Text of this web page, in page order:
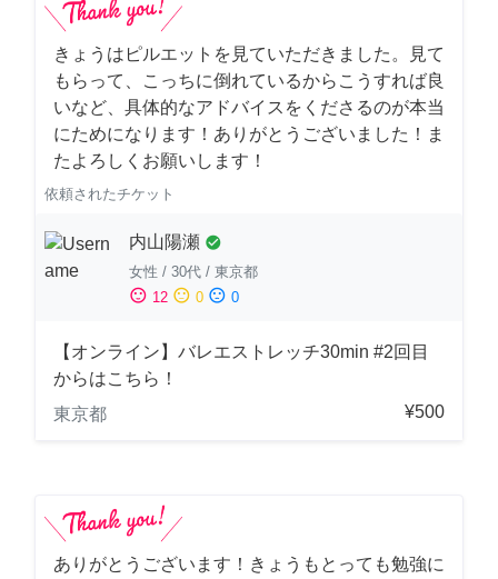
きょうはピルエットを見ていただきました。見て
もらって、こっちに倒れているからこうすれば良
いなど、具体的なアドバイスをくださるのが本当
にためになります！ありがとうございました！ま
たよろしくお願いします！
依頼されたチケット
内山陽瀬 check_circle
女性 / 30代 / 東京都
sentiment_satisfied 12 sentiment_neutral 0 sentiment_dissatisfied 0
【オンライン】バレエストレッチ30min #2回目
からはこちら！
東京都
¥500
ありがとうございます！きょうもとっても勉強に